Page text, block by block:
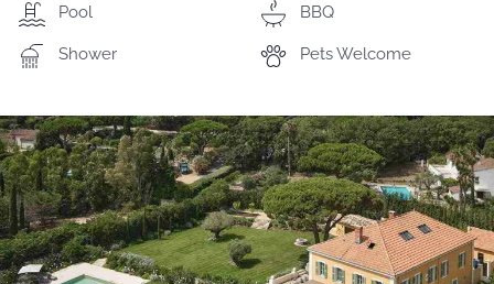
Pool BBQ
Shower Pets Welcome